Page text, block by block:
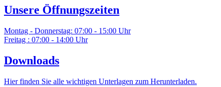
Unsere Öffnungszeiten
Montag - Donnerstag: 07:00 - 15:00 Uhr
Freitag : 07:00 - 14:00 Uhr
Downloads
Hier finden Sie alle wichtigen Unterlagen zum Herunterladen.